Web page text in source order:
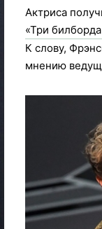
Актриса
«Три
К слову,
мнению